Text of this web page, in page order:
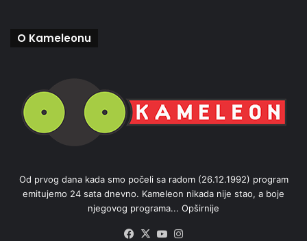
O Kameleonu
Od prvog dana kada smo počeli sa radom (26.12.1992) program
emitujemo 24 sata dnevno. Kameleon nikada nije stao, a boje
njegovog programa... Opširnije
Facebook
X YouTube